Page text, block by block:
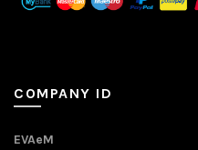
COMPANY ID
EVAeM